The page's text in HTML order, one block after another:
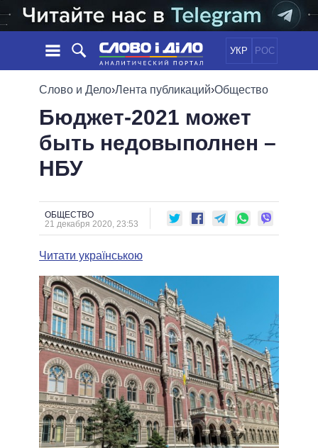
УКР РОС
НОВОСТИ
ЛЕНТА
СОБЫТИЯ
СТАТЬИ
ОБЗОРЫ
ДАЙДЖЕСТЫ
ПОЛИТИКА
ЭКОНОМИКА
ОБЕЩАНИЯ
ПОЛИТИКИ
ПРЕЗИДЕНТ И ОФИС
ВЕРХОВНАЯ РАДА
МЭРЫ
ВСЕ ПЕРСОНЫ
ВИДЕО
СРАВНЕНИЕ ПОЛИТИКОВ
Слово и Дело›Лента публикаций›Общество
Бюджет-2021 может
быть недовыполнен –
НБУ
ОБЩЕСТВО
21 декабря 2020, 23:53
Читати українською